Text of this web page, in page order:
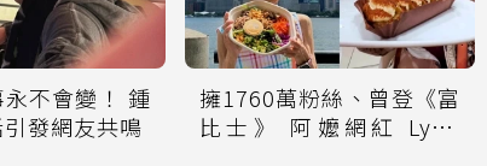
不會變！ 鍾
發網友共鳴
擁1760萬粉絲、曾登《富
比士》 阿嬤網紅 Lynn